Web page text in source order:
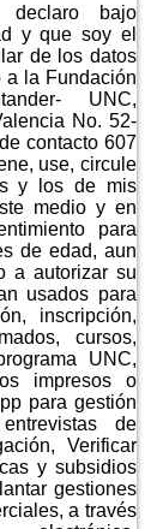
declaro bajo
y que soy el
de los datos
a la Fundación
UNC,
No. 52-
contacto 607
use, circule
y los de mis
medio y en
para
de edad, aun
a autorizar su
usados para
inscripción,
cursos,
UNC,
impresos o
para gestión
de
Verificar
y subsidios
gestiones
a través